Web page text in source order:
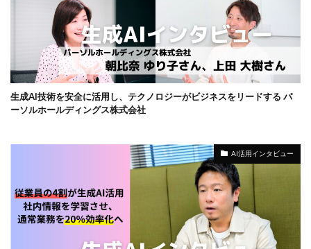
生成AI技術を安全に活用し、テクノロジーがビジネスをリードする パ
ーソルホールディングス株式会社
AI活用インタビュー